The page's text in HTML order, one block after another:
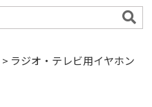
ラジオ・テレビ用イヤホン